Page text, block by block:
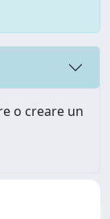
o creare un